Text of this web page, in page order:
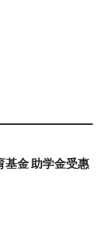
基金 助学金受惠